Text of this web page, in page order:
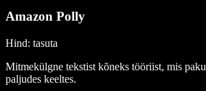
Amazon Polly
Hind: tasuta
Mitmekülgne tekstist kõneks tööriist, mis
paljudes keeltes.